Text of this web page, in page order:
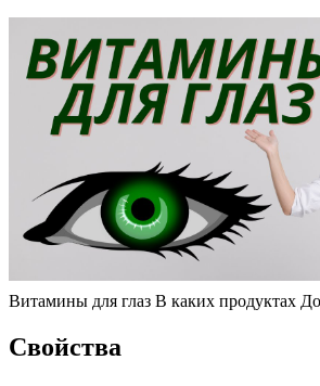
Витамины для глаз В каких продуктах
Свойства